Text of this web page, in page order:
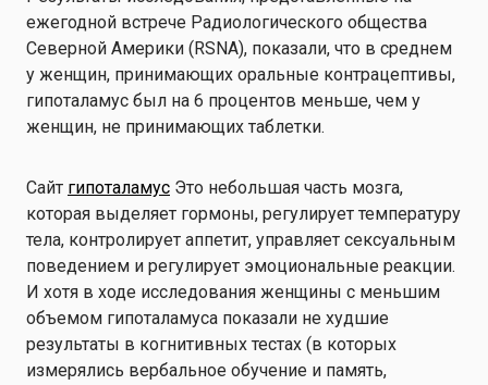
ежегодной встрече Радиологического общества
Северной Америки (RSNA), показали, что в среднем
у женщин, принимающих оральные контрацептивы,
гипоталамус был на 6 процентов меньше, чем у
женщин, не принимающих таблетки.
Сайт гипоталамус Это небольшая часть мозга,
которая выделяет гормоны, регулирует температуру
тела, контролирует аппетит, управляет сексуальным
поведением и регулирует эмоциональные реакции.
И хотя в ходе исследования женщины с меньшим
объемом гипоталамуса показали не худшие
результаты в когнитивных тестах (в которых
измерялись вербальное обучение и память,